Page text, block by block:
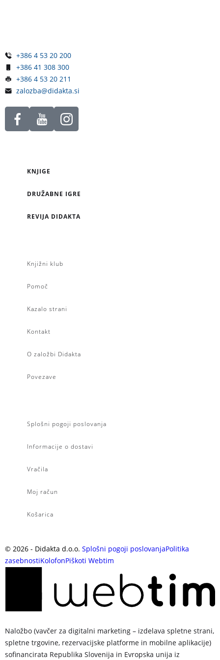
+386 4 53 20 200
+386 41 308 300
+386 4 53 20 211
zalozba@didakta.si
KNJIGE
DRUŽABNE IGRE
REVIJA DIDAKTA
Knjižni klub
Pomoč
Kazalo strani
Kontakt
O založbi Didakta
Povezave
Splošni pogoji poslovanja
Informacije o dostavi
Vračila
Moj račun
Košarica
© 2026 - Didakta d.o.o. Splošni pogoji poslovanjaPolitika
zasebnostiKolofonPiškoti Webtim
Naložbo (vavčer za digitalni marketing – izdelava spletne strani,
spletne trgovine, rezervacijske platforme in mobilne aplikacije)
sofinancirata Republika Slovenija in Evropska unija iz